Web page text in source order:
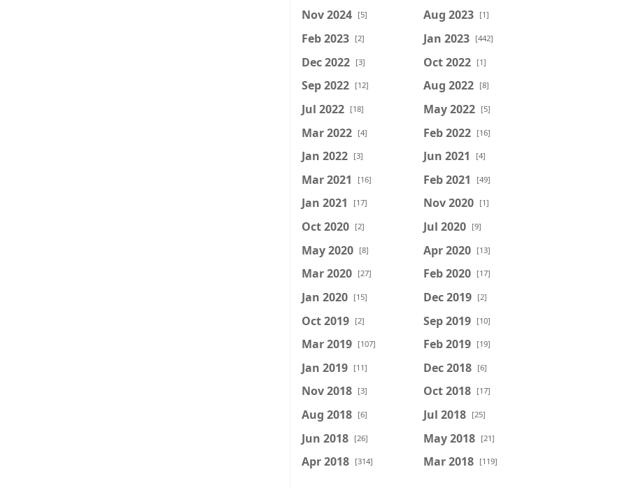
Nov 2024 [5] Aug 2023 [1]
Feb 2023 [2] Jan 2023 [442]
Dec 2022 [3] Oct 2022 [1]
Sep 2022 [12] Aug 2022 [8]
Jul 2022 [18] May 2022 [5]
Mar 2022 [4] Feb 2022 [16]
Jan 2022 [3] Jun 2021 [4]
Mar 2021 [16] Feb 2021 [49]
Jan 2021 [17] Nov 2020 [1]
Oct 2020 [2] Jul 2020 [9]
May 2020 [8] Apr 2020 [13]
Mar 2020 [27] Feb 2020 [17]
Jan 2020 [15] Dec 2019 [2]
Oct 2019 [2] Sep 2019 [10]
Mar 2019 [107] Feb 2019 [19]
Jan 2019 [11] Dec 2018 [6]
Nov 2018 [3] Oct 2018 [17]
Aug 2018 [6] Jul 2018 [25]
Jun 2018 [26] May 2018 [21]
Apr 2018 [314] Mar 2018 [119]